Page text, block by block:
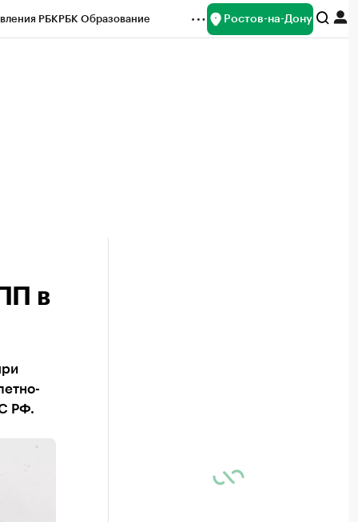
РБКРБК Образование Ростов-на-Дону
в
РФ.